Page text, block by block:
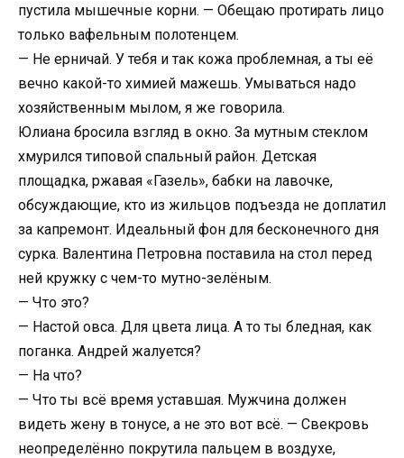
пустила мышечные корни. — Обещаю протирать лицо
только вафельным полотенцем.
— Не ерничай. У тебя и так кожа проблемная, а ты её
вечно какой-то химией мажешь. Умываться надо
хозяйственным мылом, я же говорила.
Юлиана бросила взгляд в окно. За мутным стеклом
хмурился типовой спальный район. Детская
площадка, ржавая «Газель», бабки на лавочке,
обсуждающие, кто из жильцов подъезда не доплатил
за капремонт. Идеальный фон для бесконечного дня
сурка. Валентина Петровна поставила на стол перед
ней кружку с чем-то мутно-зелёным.
— Что это?
— Настой овса. Для цвета лица. А то ты бледная, как
поганка. Андрей жалуется?
— На что?
— Что ты всё время уставшая. Мужчина должен
видеть жену в тонусе, а не это вот всё. — Свекровь
неопределённо покрутила пальцем в воздухе,